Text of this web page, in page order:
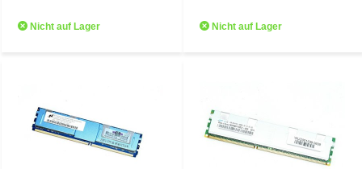
Nicht auf Lager Nicht auf Lager